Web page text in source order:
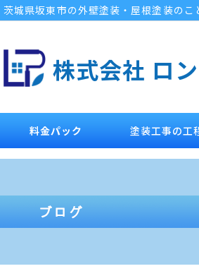
茨城県坂東市の外壁塗装・屋根塗装の
株式会社 ロ
料金パック 塗装工事の工